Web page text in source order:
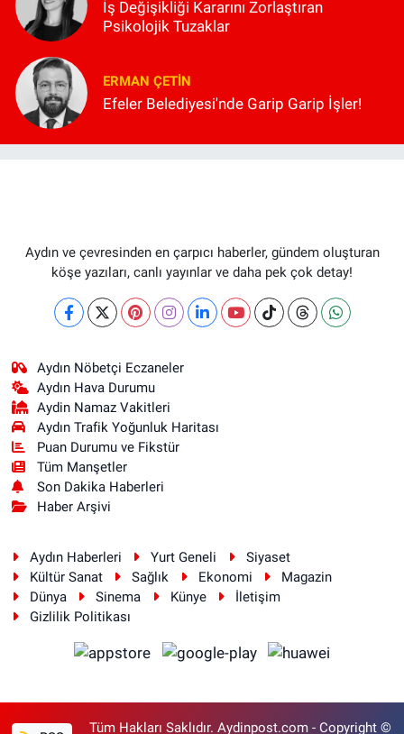
İş Değişikliği Kararını Zorlaştıran
Psikolojik Tuzaklar
ERMAN ÇETIN
Efeler Belediyesi'nde Garip Garip İşler!
Aydın ve çevresinden en çarpıcı haberler, gündem oluşturan
köşe yazıları, canlı yayınlar ve daha pek çok detay!
Aydın Nöbetçi Eczaneler
Aydın Hava Durumu
Aydin Namaz Vakitleri
Aydın Trafik Yoğunluk Haritası
Puan Durumu ve Fikstür
Tüm Manşetler
Son Dakika Haberleri
Haber Arşivi
Aydın Haberleri Yurt Geneli
Siyaset
Kültür Sanat
Sağlık Ekonomi
Magazin
Dünya
Sinema Künye
İletişim
Gizlilik Politikası
Tüm Hakları Saklıdır. Aydinpost.com - Copyright ©